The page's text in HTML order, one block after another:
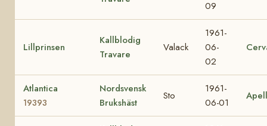
09
Lillprinsen
Kallblodig
Travare
Valack
1961-
06-
02
Atlantica
19393
Nordsvensk
Brukshäst
Sto
1961-
06-01